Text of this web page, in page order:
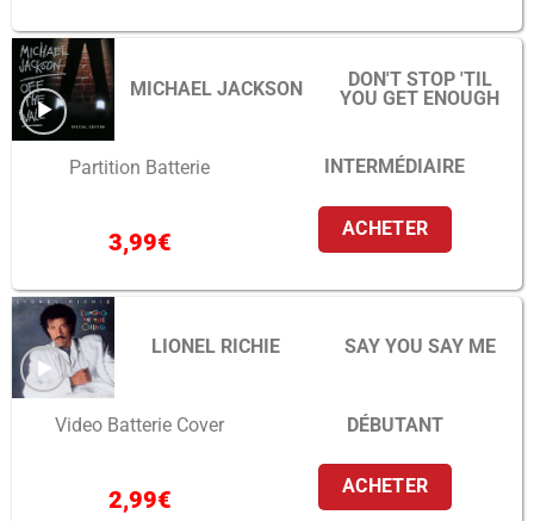
MICHAEL JACKSON
DON'T STOP 'TIL
YOU GET ENOUGH
Partition Batterie INTERMÉDIAIRE
3,99€ ACHETER
LIONEL RICHIE SAY YOU SAY ME
Video Batterie Cover DÉBUTANT
2,99€ ACHETER